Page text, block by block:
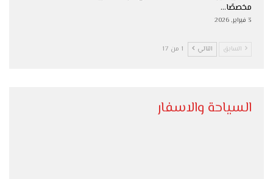
مخصصًا…
3 فبراير, 2026
السابق التالي 1 من 17
السياحة والاسفار